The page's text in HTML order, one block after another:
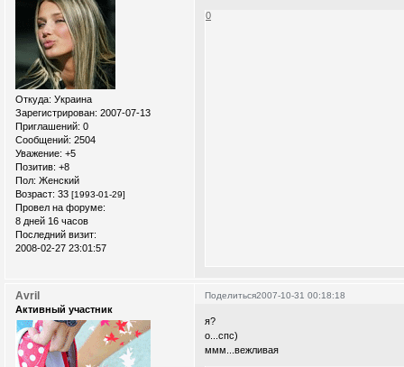
Откуда: Украина
Зарегистрирован: 2007-07-13
Приглашений: 0
Сообщений: 2504
Уважение: +5
Позитив: +8
Пол: Женский
Возраст: 33 [1993-01-29]
Провел на форуме:
8 дней 16 часов
Последний визит:
2008-02-27 23:01:57
0
Поделиться2007-10-31 00:18:18
Avril
Активный участник
я?
о...спс)
ммм...вежливая